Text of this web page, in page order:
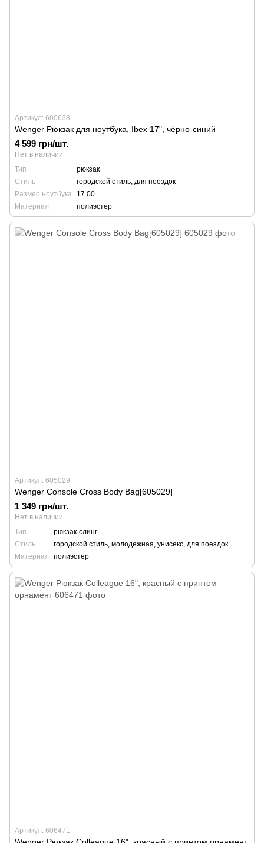
Артикул: 600638
Wenger Рюкзак для ноутбука, Ibex 17", чёрно-синий
4 599 грн/шт.
Нет в наличии
Тип
рюкзак
Стиль
городской стиль, для поездок
Размер ноутбука
17.00
Материал
полиэстер
Артикул: 605029
Wenger Console Cross Body Bag[605029]
1 349 грн/шт.
Нет в наличии
Тип
рюкзак-слинг
Стиль
городской стиль, молодежная, унисекс, для поездок
Материал
полиэстер
Артикул: 606471